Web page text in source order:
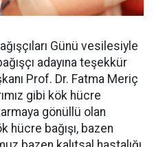
Günü vesilesiyle
adayına teşekkür
Prof. Dr. Fatma Meriç
gibi kök hücre
gönüllü olan
hücre bağışı, bazen